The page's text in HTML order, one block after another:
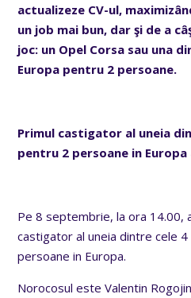
actualizeze CV-ul,
un job mai bun, dar şi de a
joc: un Opel Corsa sau una
Europa pentru 2 persoane.
Primul castigator al uneia
pentru 2 persoane in
Pe 8 septembrie, la ora 14.00,
castigator al uneia dintre cele
persoane in Europa.
Norocosul este Valentin